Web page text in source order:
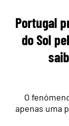
Portugal
do Sol
O
apenas uma